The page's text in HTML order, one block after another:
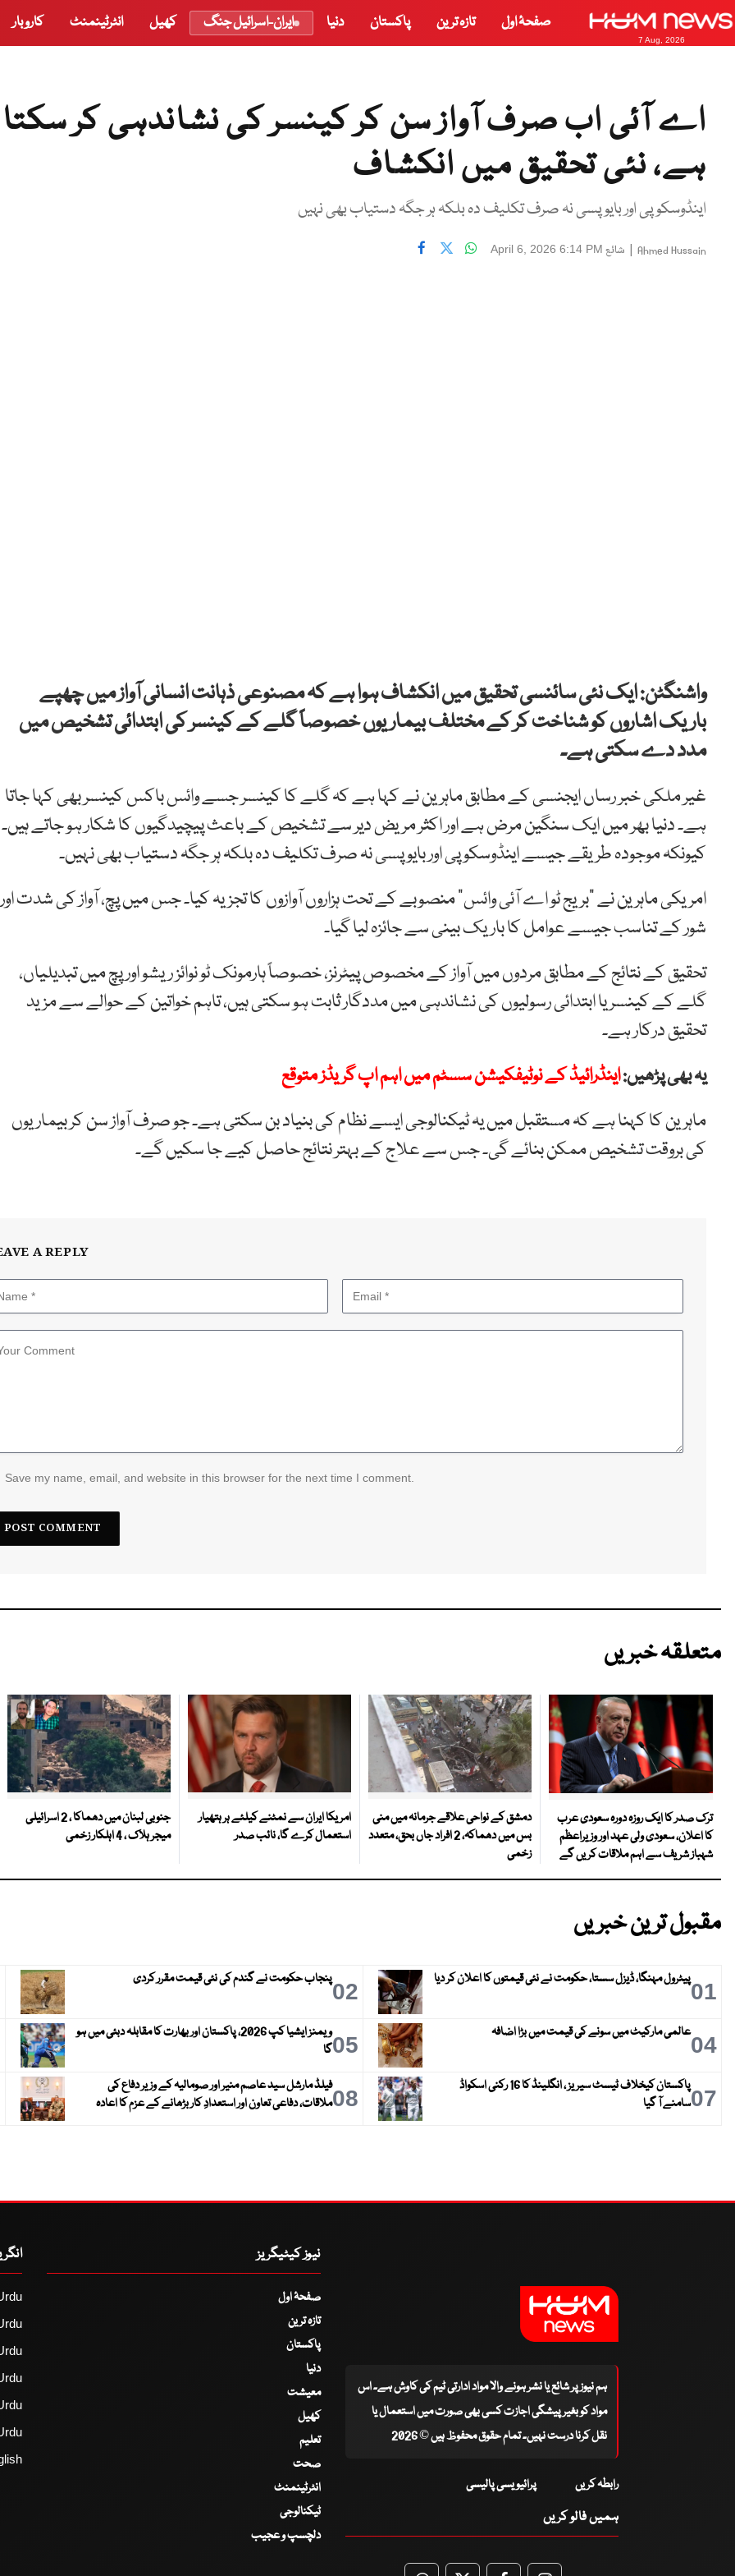
7 Aug, 2026
صفحۂ اول تازہ ترین پاکستان دنیا ایران-اسرائیل جنگ کھیل انٹرٹینمنٹ کاروبار
اے آئی اب صرف آواز سن کر کینسر کی نشاندہی کر سکتا
ہے، نئی تحقیق میں انکشاف
اینڈوسکوپی اور بایوپسی نہ صرف تکلیف دہ بلکہ ہر جگہ دستیاب بھی نہیں
Ahmed Hussain
| شائع April 6, 2026 6:14 PM
واشنگٹن: ایک نئی سائنسی تحقیق میں انکشاف ہوا ہے کہ مصنوعی ذہانت انسانی آواز میں چھپے
باریک اشاروں کو شناخت کر کے مختلف بیماریوں خصوصاً گلے کے کینسر کی ابتدائی تشخیص میں
مدد دے سکتی ہے۔
غیر ملکی خبر رساں ایجنسی کے مطابق ماہرین نے کہا ہے کہ گلے کا کینسر جسے وائس باکس کینسر بھی کہا جاتا
ہے۔ دنیا بھر میں ایک سنگین مرض ہے اور اکثر مریض دیر سے تشخیص کے باعث پیچیدگیوں کا شکار ہو جاتے ہیں۔
کیونکہ موجودہ طریقے جیسے اینڈوسکوپی اور بایوپسی نہ صرف تکلیف دہ بلکہ ہر جگہ دستیاب بھی نہیں۔
امریکی ماہرین نے “بریج ٹو اے آئی وائس” منصوبے کے تحت ہزاروں آوازوں کا تجزیہ کیا۔ جس میں پچ، آواز کی شدت اور
شور کے تناسب جیسے عوامل کا باریک بینی سے جائزہ لیا گیا۔
تحقیق کے نتائج کے مطابق مردوں میں آواز کے مخصوص پیٹرنز، خصوصاً ہارمونک ٹو نوائز ریشو اور پچ میں تبدیلیاں،
گلے کے کینسر یا ابتدائی رسولیوں کی نشاندہی میں مددگار ثابت ہو سکتی ہیں، تاہم خواتین کے حوالے سے مزید
تحقیق درکار ہے۔
یہ بھی پڑھیں:اینڈرائیڈ کے نوٹیفکیشن سسٹم میں اہم اپ گریڈز متوقع
ماہرین کا کہنا ہے کہ مستقبل میں یہ ٹیکنالوجی ایسے نظام کی بنیاد بن سکتی ہے۔ جو صرف آواز سن کر بیماریوں
کی بروقت تشخیص ممکن بنائے گی۔ جس سے علاج کے بہتر نتائج حاصل کیے جا سکیں گے۔
A REPLY
Save my name, email, and website in this browser for the next time I comment.
متعلقہ خبریں
ترک صدر کا ایک روزہ دورہ سعودی عرب
کا اعلان، سعودی ولی عہد اور وزیراعظم
شہباز شریف سے اہم ملاقات کریں گے
دمشق کے نواحی علاقے جرمانہ میں منی
بس میں دھماکہ، 2 افراد جاں بحق، متعدد
زخمی
امریکا ایران سے نمٹنے کیلئے ہر ہتھیار
استعمال کرے گا، نائب صدر
جنوبی لبنان میں دھماکا ، 2 اسرائیلی
میجر ہلاک ، 4 اہلکار زخمی
مقبول ترین خبریں
01پیٹرول مہنگا، ڈیزل سستا، حکومت نے نئی قیمتوں کا اعلان کر دیا 02پنجاب حکومت نے گندم کی نئی قیمت مقرر کردی
04عالمی مارکیٹ میں سونے کی قیمت میں بڑا اضافہ 05
ویمنز ایشیا کپ 2026، پاکستان اور بھارت کا مقابلہ دبئی میں ہو
گا
07
پاکستان کیخلاف ٹیسٹ سیریز ، انگلینڈ کا 16 رکنی اسکواڈ
سامنے آ گیا
08فیلڈ مارشل سید عاصم منیر اور صومالیہ کے وزیر دفاع کی
ملاقات، دفاعی تعاون اور استعدادِ کار بڑھانے کے عزم کا اعادہ
ہم نیوز پر شائع یا نشر ہونے والا مواد ادارتی ٹیم کی کاوش ہے۔ اس
مواد کو بغیر پیشگی اجازت کسی بھی صورت میں استعمال یا
نقل کرنا درست نہیں۔ تمام حقوق محفوظ ہیں © 2026
رابطہ کریں پرائیویسی پالیسی
ہمیں فالو کریں
نیوز کیٹیگریز
صفحۂ اول
تازہ ترین
پاکستان
دنیا
معیشت
کھیل
تعلیم
صحت
انٹرٹینمنٹ
ٹیکنالوجی
دلچسپ و عجیب